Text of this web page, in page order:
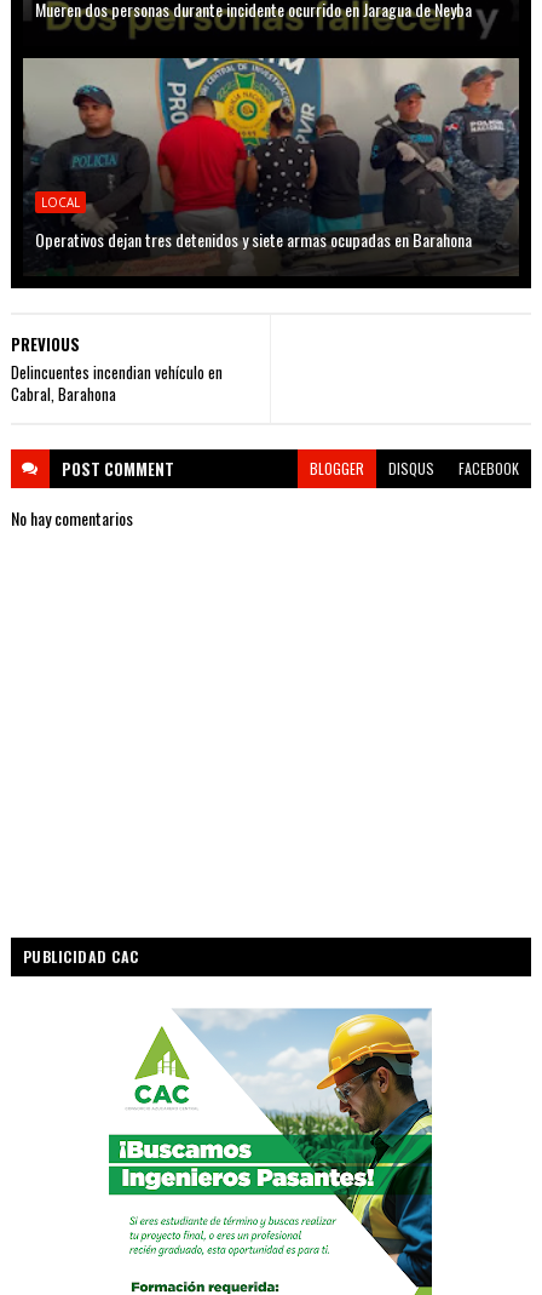
Mueren dos personas durante incidente ocurrido en Jaragua de Neyba
LOCAL
Operativos dejan tres detenidos y siete armas ocupadas en Barahona
PREVIOUS
Delincuentes incendian vehículo en
Cabral, Barahona
POST COMMENT BLOGGER DISQUS FACEBOOK
No hay comentarios
PUBLICIDAD CAC